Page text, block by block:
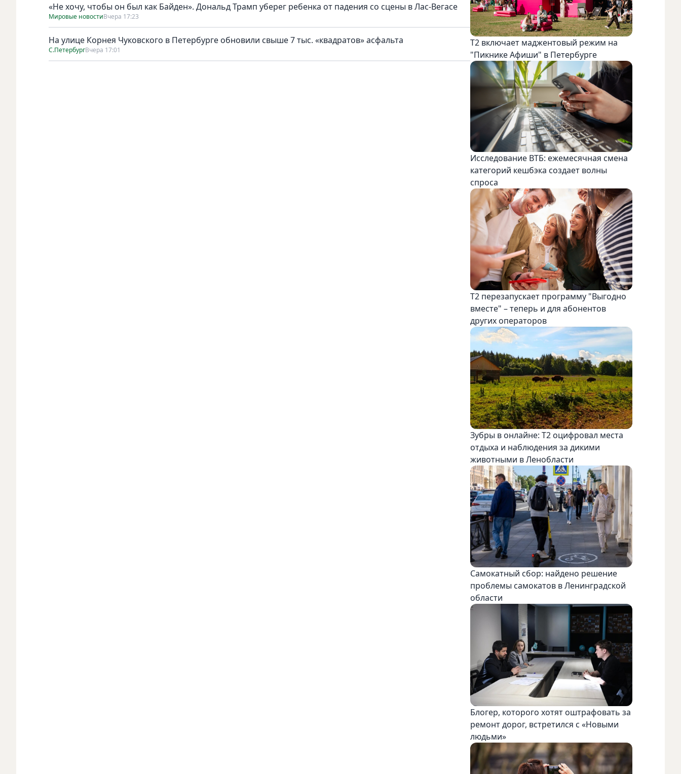
«Не хочу, чтобы он был как Байден». Дональд Трамп уберег ребенка от падения со сцены в Лас-Вегасе
Мировые новостиВчера 17:23
На улице Корнея Чуковского в Петербурге обновили свыше 7 тыс. «квадратов» асфальта
С.ПетербургВчера 17:01
Т2 включает маджентовый режим на
"Пикнике Афиши" в Петербурге
Исследование ВТБ: ежемесячная смена
категорий кешбэка создает волны
спроса
Т2 перезапускает программу "Выгодно
вместе" – теперь и для абонентов
других операторов
Зубры в онлайне: Т2 оцифровал места
отдыха и наблюдения за дикими
животными в Ленобласти
Самокатный сбор: найдено решение
проблемы самокатов в Ленинградской
области
Блогер, которого хотят оштрафовать за
ремонт дорог, встретился с «Новыми
людьми»